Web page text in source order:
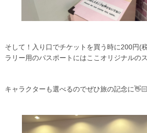
そして！入り口でチケットを買う時に200円(
ラリー用のパスポートにはここオリジナルの
キャラクターも選べるのでぜひ旅の記念に